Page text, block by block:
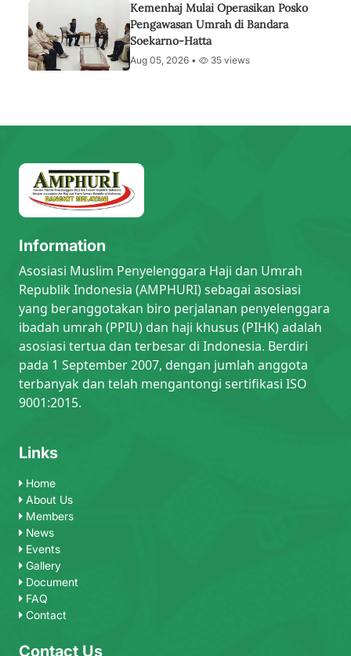
Kemenhaj Mulai Operasikan Posko
Pengawasan Umrah di Bandara
Soekarno-Hatta
Aug 05, 2026 • 35 views
Information
Asosiasi Muslim Penyelenggara Haji dan Umrah
Republik Indonesia (AMPHURI) sebagai asosiasi
yang beranggotakan biro perjalanan penyelenggara
ibadah umrah (PPIU) dan haji khusus (PIHK) adalah
asosiasi tertua dan terbesar di Indonesia. Berdiri
pada 1 September 2007, dengan jumlah anggota
terbanyak dan telah mengantongi sertifikasi ISO
9001:2015.
Links
Home
About Us
Members
News
Events
Gallery
Document
FAQ
Contact
Contact Us